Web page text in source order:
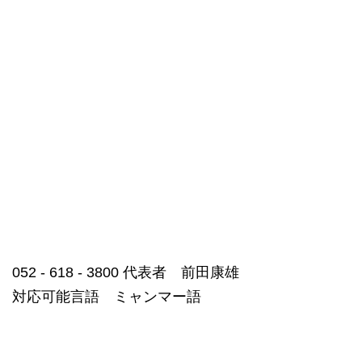
052 ‐ 618 ‐ 3800 代表者 前田康雄
対応可能言語 ミャンマー語